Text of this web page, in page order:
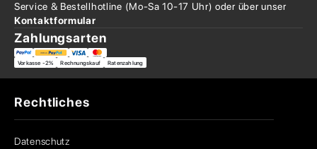
Service & Bestellhotline (Mo-Sa 10-17 Uhr) oder überunser
Kontaktformular
Zahlungsarten
Vorkasse -2% Rechnungskauf Ratenzahlung
Rechtliches
Datenschutz